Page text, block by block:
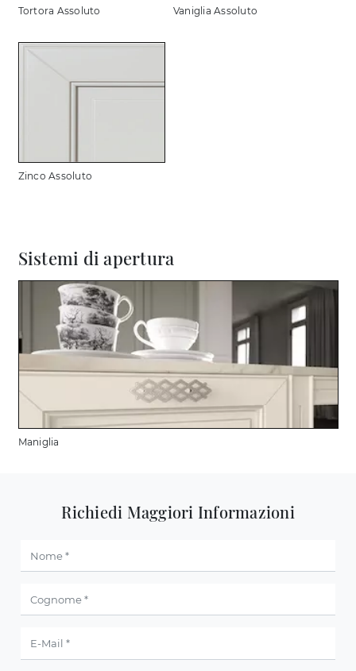
Tortora Assoluto Vaniglia Assoluto
Zinco Assoluto
Sistemi di apertura
Maniglia
Richiedi Maggiori Informazioni